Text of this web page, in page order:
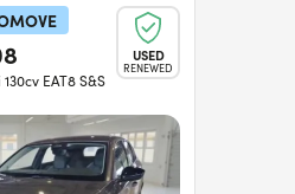
USED
RENEWED
EAT8 S&S